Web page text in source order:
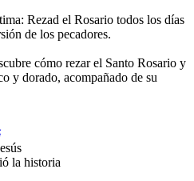
Rezad el Rosario todos los días
de los pecadores.
cómo rezar el Santo Rosario y
y dorado, acompañado de su
la historia